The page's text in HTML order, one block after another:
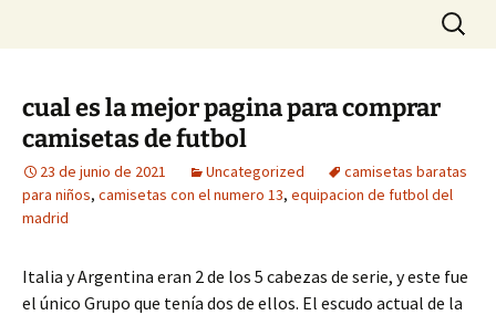
Buscar:
cual es la mejor pagina para comprar
camisetas de futbol
23 de junio de 2021 Uncategorized
camisetas baratas
para niños, camisetas con el numero 13, equipacion de futbol del
madrid
Italia y Argentina eran 2 de los 5 cabezas de serie, y este fue
el único Grupo que tenía dos de ellos. El escudo actual de la